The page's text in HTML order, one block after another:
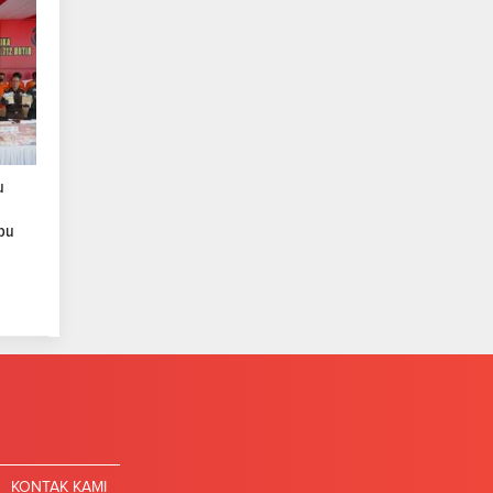
KONTAK KAMI